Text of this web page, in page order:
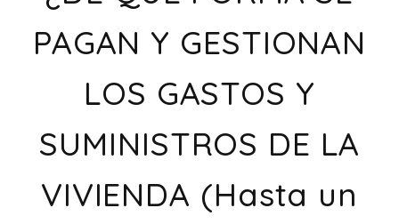
PAGAN Y GESTIONAN
LOS GASTOS Y
SUMINISTROS DE LA
VIVIENDA (Hasta un